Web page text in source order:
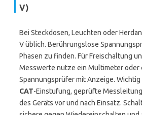
V)
Bei Steckdosen, Leuchten oder
V üblich. Berührungslose
Phasen zu finden. Für Freischaltung
Messwerte nutze ein Multimeter oder
Spannungsprüfer mit Anzeige.
CAT-Einstufung, geprüfte
des Geräts vor und nach Einsatz.